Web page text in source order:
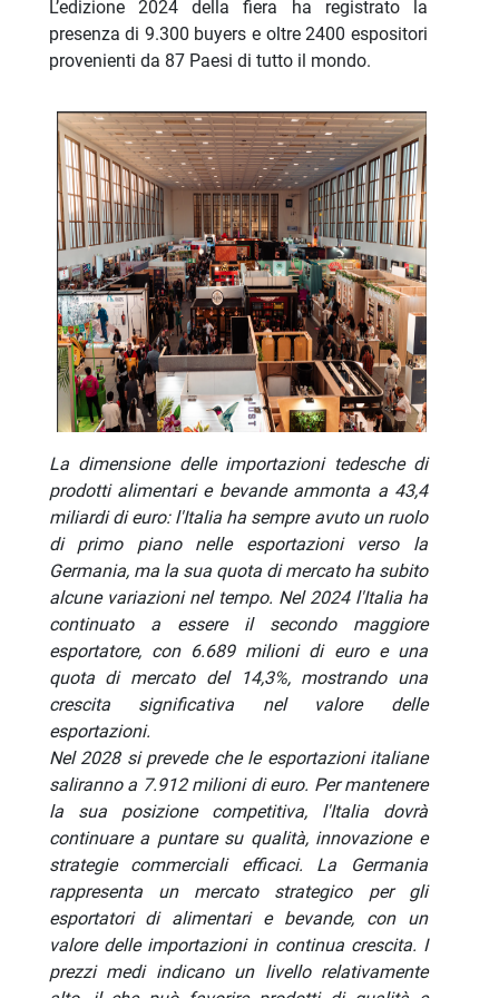
L’edizione 2024 della fiera ha registrato la
presenza di 9.300 buyers e oltre 2400 espositori
provenienti da 87 Paesi di tutto il mondo.
La dimensione delle importazioni tedesche di
prodotti alimentari e bevande ammonta a 43,4
miliardi di euro: l'Italia ha sempre avuto un ruolo
di primo piano nelle esportazioni verso la
Germania, ma la sua quota di mercato ha subito
alcune variazioni nel tempo. Nel 2024 l'Italia ha
continuato a essere il secondo maggiore
esportatore, con 6.689 milioni di euro e una
quota di mercato del 14,3%, mostrando una
crescita significativa nel valore delle
esportazioni.
Nel 2028 si prevede che le esportazioni italiane
saliranno a 7.912 milioni di euro. Per mantenere
la sua posizione competitiva, l'Italia dovrà
continuare a puntare su qualità, innovazione e
strategie commerciali efficaci. La Germania
rappresenta un mercato strategico per gli
esportatori di alimentari e bevande, con un
valore delle importazioni in continua crescita. I
prezzi medi indicano un livello relativamente